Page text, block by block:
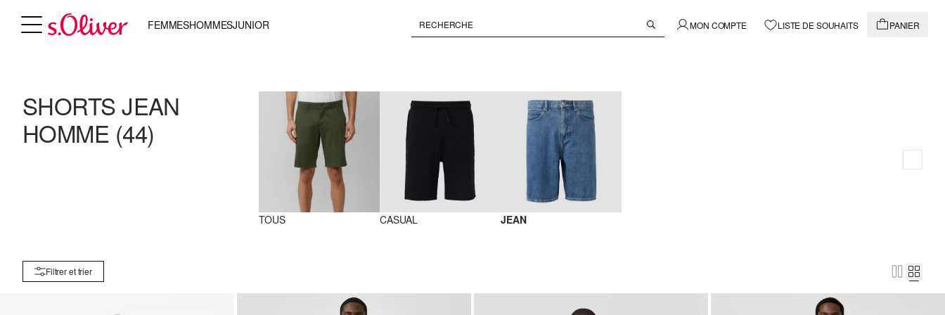
FEMMESHOMMESJUNIOR MON COMPTE LISTE DE SOUHAITS PANIER
SHORTS JEAN
HOMME (44)
TOUS CASUAL JEAN
Filtrer et trier